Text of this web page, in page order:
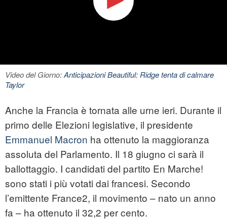
Video del Giorno:Anticipazioni Beautiful: Ridge tenta di calmare
Taylor
Anche la Francia è tornata alle urne ieri. Durante il
primo delle Elezioni legislative, il presidente
Emmanuel Macron ha ottenuto la maggioranza
assoluta del Parlamento. Il 18 giugno ci sarà il
ballottaggio. I candidati del partito En Marche!
sono stati i più votati dai francesi. Secondo
l’emittente France2, il movimento – nato un anno
fa – ha ottenuto il 32,2 per cento.